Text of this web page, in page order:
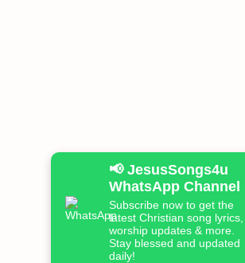
📢 JesusSongs4u
WhatsApp Channel
Subscribe now to get the
latest Christian song lyrics,
worship updates & more.
Stay blessed and updated
daily!